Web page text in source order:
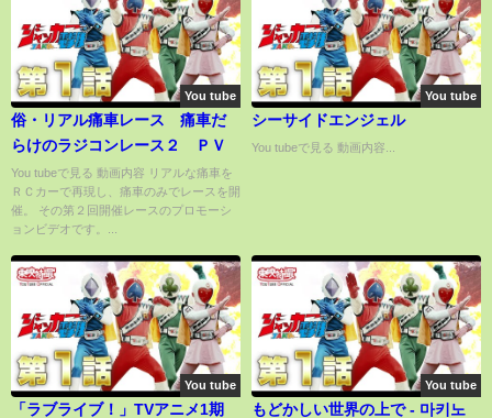
You tube
俗・リアル痛車レース 痛車だ
らけのラジコンレース２ ＰＶ
You tubeで見る 動画内容 リアルな痛車を
ＲＣカーで再現し、痛車のみでレースを開
催。 その第２回開催レースのプロモーシ
ョンビデオです。...
You tube
シーサイドエンジェル
You tubeで見る 動画内容...
You tube
「ラブライブ！」TVアニメ1期
You tube
もどかしい世界の上で - 마키노